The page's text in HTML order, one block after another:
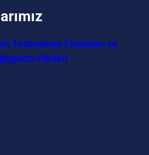
Tedavisinin Faydaları ve
Etkileri